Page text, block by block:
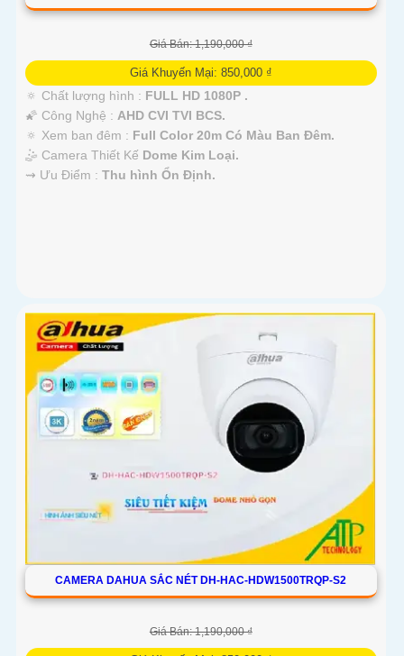
Giá Bán: 1,190,000 ₫
Giá Khuyến Mại: 850,000 ₫
🔅 Chất lượng hình : FULL HD 1080P .
🌠 Công Nghệ : AHD CVI TVI BCS.
🔅 Xem ban đêm : Full Color 20m Có Màu Ban Đêm.
🤹 Camera Thiết Kế Dome Kim Loại.
️⇝ Ưu Điểm : Thu hình Ổn Định.
CAMERA DAHUA SẮC NÉT DH-HAC-HDW1500TRQP-S2
Giá Bán: 1,190,000 ₫